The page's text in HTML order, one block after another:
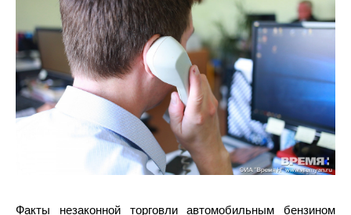
Факты незаконной торговли автомобильным бензином